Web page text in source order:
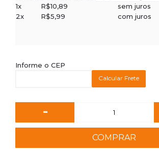
1x R$10,89
sem juros
2x
R$5,99 com juros
Informe o CEP
Calcular Frete
-
COMPRAR